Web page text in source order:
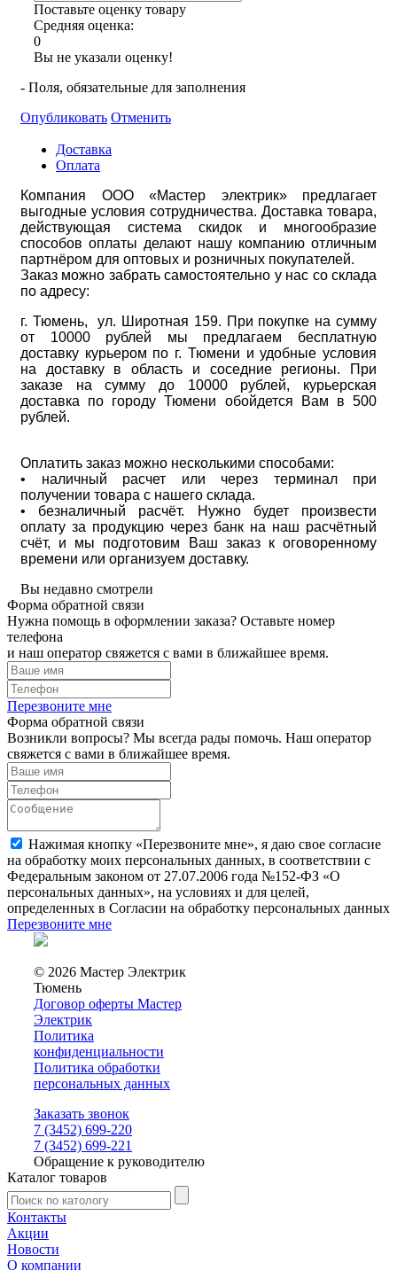
Поставьте оценку товару
Средняя оценка:
0
Вы не указали оценку!
- Поля, обязательные для заполнения
Опубликовать Отменить
Доставка
Оплата
Компания ООО «Мастер электрик» предлагает
выгодные условия сотрудничества. Доставка товара,
действующая система скидок и многообразие
способов оплаты делают нашу компанию отличным
партнёром для оптовых и розничных покупателей.
Заказ можно забрать самостоятельно у нас со склада
по адресу:
г. Тюмень, ул. Широтная 159. При покупке на сумму
от 10000 рублей мы предлагаем бесплатную
доставку курьером по г. Тюмени и удобные условия
на доставку в область и соседние регионы. При
заказе на сумму до 10000 рублей, курьерская
доставка по городу Тюмени обойдется Вам в 500
рублей.
Оплатить заказ можно несколькими способами:
• наличный расчет или через терминал при
получении товара с нашего склада.
• безналичный расчёт. Нужно будет произвести
оплату за продукцию через банк на наш расчётный
счёт, и мы подготовим Ваш заказ к оговоренному
времени или организуем доставку.
Вы недавно смотрели
Форма обратной связи
Нужна помощь в оформлении заказа? Оставьте номер
телефона
и наш оператор свяжется с вами в ближайшее время.
Перезвоните мне
Форма обратной связи
Возникли вопросы? Мы всегда рады помочь. Наш оператор
свяжется с вами в ближайшее время.
Нажимая кнопку «Перезвоните мне», я даю свое согласие
на обработку моих персональных данных, в соответствии с
Федеральным законом от 27.07.2006 года №152-ФЗ «О
персональных данных», на условиях и для целей,
определенных в Согласии на обработку персональных данных
Перезвоните мне
© 2026 Мастер Электрик
Тюмень
Договор оферты Мастер
Электрик
Политика
конфиденциальности
Политика обработки
персональных данных
Заказать звонок
7 (3452) 699-220
7 (3452) 699-221
Обращение к руководителю
Каталог товаров
Контакты
Акции
Новости
О компании